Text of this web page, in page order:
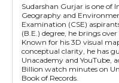
Sudarshan Gurjar is one of
Geography and
Examination (CSE)
(B.E.) degree, he brings
Known for his 3D visual
conceptual clarity, he has
Unacademy and YouTube,
Billion watch minutes on
Book of Records.